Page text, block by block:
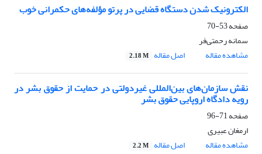
الکترونیک شدن دستگاه قضایی در پرتو مؤلفه‌های حکمرانی خوب
صفحه53-70
سمانه رحمتی‌فر
مشاهده مقاله
اصل مقاله 2.18 M
نقش سازمان‌های بین‌المللی غیردولتی در حمایت از حقوق بشر در
رویه دادگاه اروپایی حقوق بشر
صفحه71-96
ارمغان عبیری
مشاهده مقاله
اصل مقاله 2.2 M